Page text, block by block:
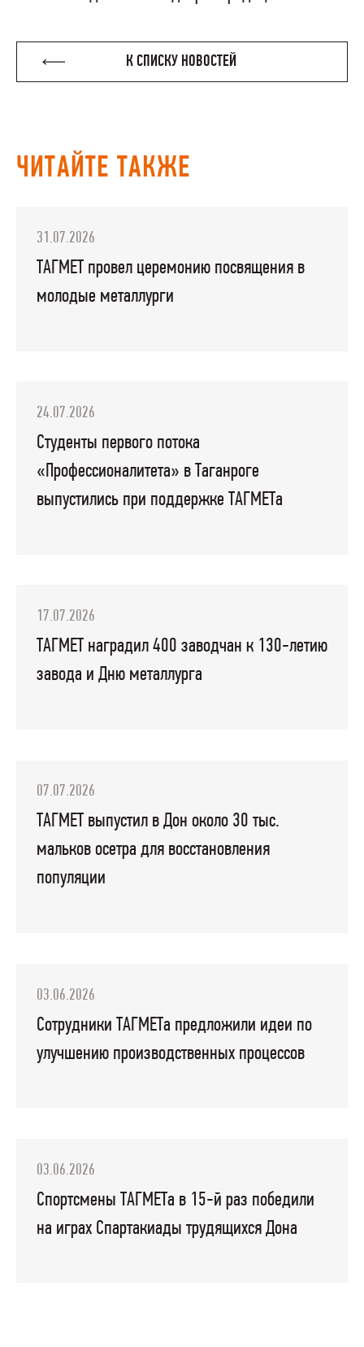
К СПИСКУ НОВОСТЕЙ
ЧИТАЙТЕ ТАКЖЕ
31.07.2026
ТАГМЕТ провел церемонию посвящения в
молодые металлурги
24.07.2026
Студенты первого потока
«Профессионалитета» в Таганроге
выпустились при поддержке ТАГМЕТа
17.07.2026
ТАГМЕТ наградил 400 заводчан к 130-летию
завода и Дню металлурга
07.07.2026
ТАГМЕТ выпустил в Дон около 30 тыс.
мальков осетра для восстановления
популяции
03.06.2026
Сотрудники ТАГМЕТа предложили идеи по
улучшению производственных процессов
03.06.2026
Спортсмены ТАГМЕТа в 15-й раз победили
на играх Спартакиады трудящихся Дона